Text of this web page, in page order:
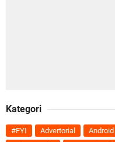
Kategori
#FYI Advertorial Android